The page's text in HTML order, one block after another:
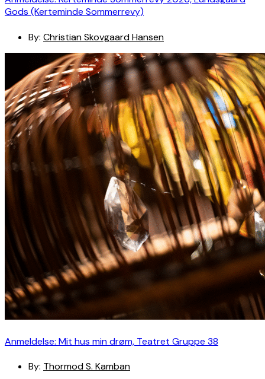
Gods (Kerteminde Sommerrevy)
By: Christian Skovgaard Hansen
Anmeldelse: Mit hus min drøm, Teatret Gruppe 38
By: Thormod S. Kamban